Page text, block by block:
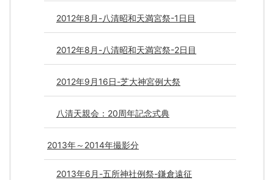
2012年8月-八清昭和天満宮祭-1日目
2012年8月-八清昭和天満宮祭-2日目
2012年9月16日-芝大神宮例大祭
八清天親会：20周年記念式典
2013年～2014年撮影分
2013年6月-五所神社例祭-鎌倉遠征